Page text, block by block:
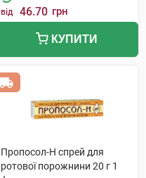
від 46.70 грн
КУПИТИ
Пропосол-Н спрей для
ротової порожнини 20 г 1